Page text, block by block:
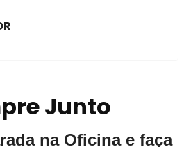
Junto
na Oficina e faça